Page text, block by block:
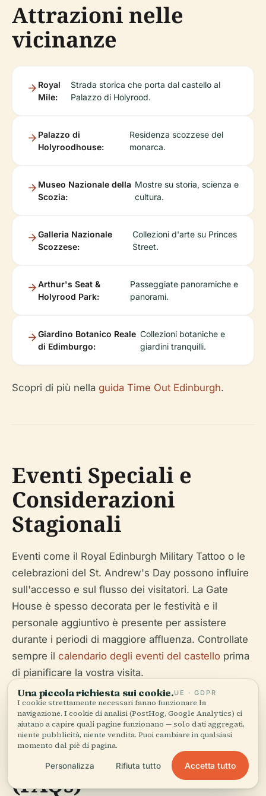
Attrazioni nelle
vicinanze
Royal
Mile:
Strada storica che porta dal castello al
Palazzo di Holyrood.
Palazzo di
Holyroodhouse:
Residenza scozzese del
monarca.
Museo Nazionale della
Scozia:
Mostre su storia, scienza e
cultura.
Galleria Nazionale
Scozzese:
Collezioni d'arte su Princes
Street.
Arthur's Seat &
Holyrood Park:
Passeggiate panoramiche e
panorami.
Giardino Botanico Reale
di Edimburgo:
Collezioni botaniche e
giardini tranquilli.
Scopri di più nella guida Time Out Edinburgh.
Eventi Speciali e
Considerazioni
Stagionali
Eventi come il Royal Edinburgh Military Tattoo o le
celebrazioni del St. Andrew's Day possono influire
sull'accesso e sul flusso dei visitatori. La Gate
House è spesso decorata per le festività e il
personale aggiuntivo è presente per assistere
durante i periodi di maggiore affluenza. Controllate
sempre il calendario degli eventi del castello prima
di pianificare la vostra visita.
Domande Frequenti
(FAQs)
Una piccola richiesta sui cookie.UE · GDPR
I cookie strettamente necessari fanno funzionare la
navigazione. I cookie di analisi (PostHog, Google Analytics) ci
aiutano a capire quali pagine funzionano — solo dati aggregati,
niente pubblicità, niente vendita. Puoi cambiare in qualsiasi
momento dal piè di pagina.
Personalizza Rifiuta tutto Accetta tutto